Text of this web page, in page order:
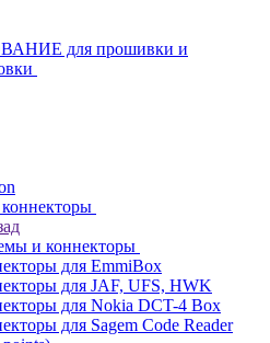
для прошивки и
и коннекторы
для EmmiBox
для JAF, UFS, HWK
для Nokia DCT-4 Box
для Sagem Code Reader